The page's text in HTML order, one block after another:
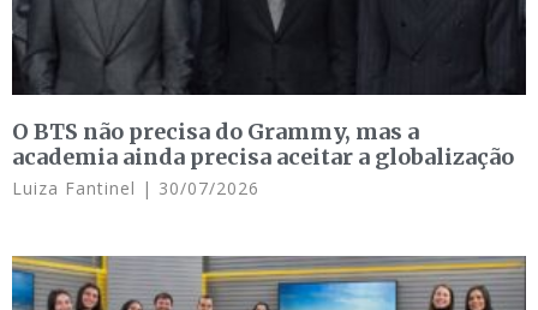
O BTS não precisa do Grammy, mas a
academia ainda precisa aceitar a globalização
Luiza Fantinel 30/07/2026